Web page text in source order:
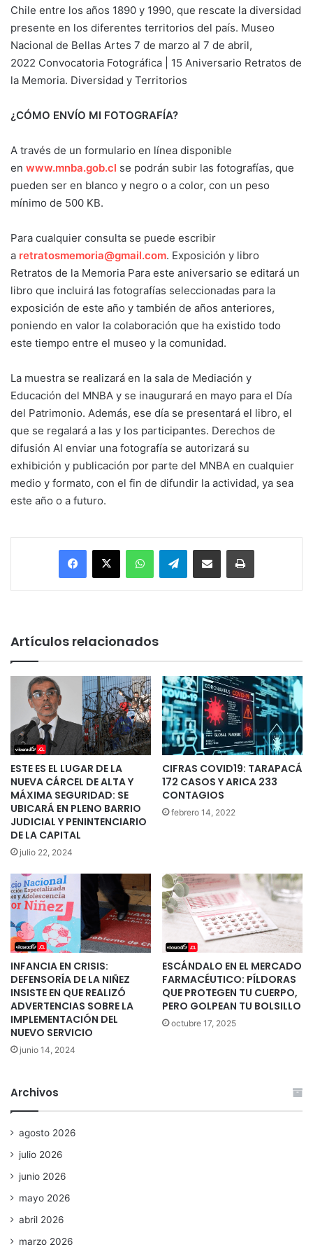
Chile entre los años 1890 y 1990, que rescate la diversidad
presente en los diferentes territorios del país. Museo
Nacional de Bellas Artes 7 de marzo al 7 de abril,
2022 Convocatoria Fotográfica | 15 Aniversario Retratos de
la Memoria. Diversidad y Territorios
¿CÓMO ENVÍO MI FOTOGRAFÍA?
A través de un formulario en línea disponible
en www.mnba.gob.cl se podrán subir las fotografías, que
pueden ser en blanco y negro o a color, con un peso
mínimo de 500 KB.
Para cualquier consulta se puede escribir
a retratosmemoria@gmail.com. Exposición y libro
Retratos de la Memoria Para este aniversario se editará un
libro que incluirá las fotografías seleccionadas para la
exposición de este año y también de años anteriores,
poniendo en valor la colaboración que ha existido todo
este tiempo entre el museo y la comunidad.
La muestra se realizará en la sala de Mediación y
Educación del MNBA y se inaugurará en mayo para el Día
del Patrimonio. Además, ese día se presentará el libro, el
que se regalará a las y los participantes. Derechos de
difusión Al enviar una fotografía se autorizará su
exhibición y publicación por parte del MNBA en cualquier
medio y formato, con el fin de difundir la actividad, ya sea
este año o a futuro.
Facebook
X WhatsAppTelegramEnviar vía email Imprimir
Artículos relacionados
ESTE ES EL LUGAR DE LA
NUEVA CÁRCEL DE ALTA Y
MÁXIMA SEGURIDAD: SE
UBICARÁ EN PLENO BARRIO
JUDICIAL Y PENINTENCIARIO
DE LA CAPITAL
julio 22, 2024
CIFRAS COVID19: TARAPACÁ
172 CASOS Y ARICA 233
CONTAGIOS
febrero 14, 2022
INFANCIA EN CRISIS:
DEFENSORÍA DE LA NIÑEZ
INSISTE EN QUE REALIZÓ
ADVERTENCIAS SOBRE LA
IMPLEMENTACIÓN DEL
NUEVO SERVICIO
junio 14, 2024
ESCÁNDALO EN EL MERCADO
FARMACÉUTICO: PÍLDORAS
QUE PROTEGEN TU CUERPO,
PERO GOLPEAN TU BOLSILLO
octubre 17, 2025
Archivos
agosto 2026
julio 2026
junio 2026
mayo 2026
abril 2026
marzo 2026